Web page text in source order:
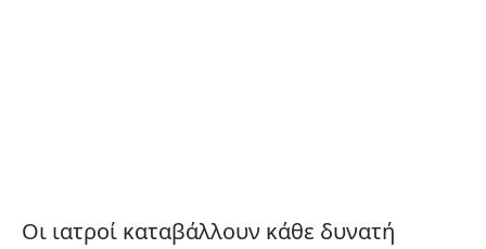
Οι ιατροί καταβάλλουν κάθε δυνατή